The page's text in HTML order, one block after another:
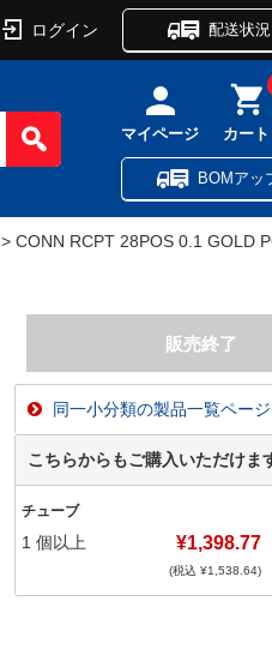
ログイン 配送状
マイページ カート
BOMアッ
> CONN RCPT 28POS 0.1 GOLD
同一小分類の製品一覧ページ
こちらからもご購入いただけま
チューブ
1 個以上 ¥1,398.77
(税込 ¥1,538.64)